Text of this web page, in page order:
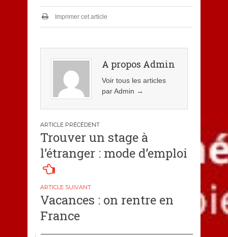
Imprimer cet article
A propos Admin
Voir tous les articles
par Admin →
Navigation
de
l’article
Trouver un stage à
l’étranger : mode d’emploi
Vacances : on rentre en
France